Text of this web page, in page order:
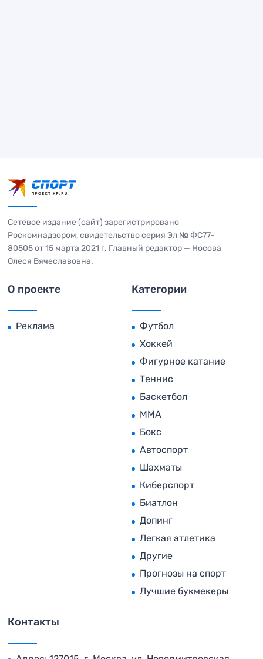
Сетевое издание (сайт) зарегистрировано
Роскомнадзором, свидетельство серия Эл № ФС77-
80505 от 15 марта 2021 г. Главный редактор — Носова
Олеся Вячеславовна.
О проекте
Реклама
Категории
Футбол
Хоккей
Фигурное катание
Теннис
Баскетбол
MMA
Бокс
Автоспорт
Шахматы
Киберспорт
Биатлон
Допинг
Легкая атлетика
Другие
Прогнозы на спорт
Лучшие букмекеры
Контакты